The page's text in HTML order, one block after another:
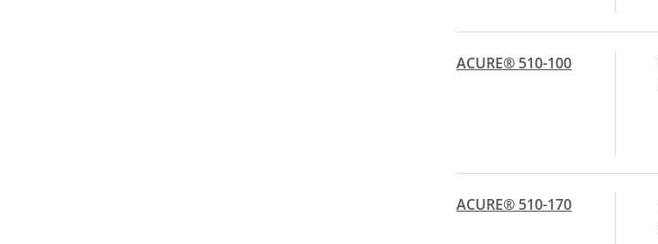
ACURE® 510-100
ACURE® 510-170